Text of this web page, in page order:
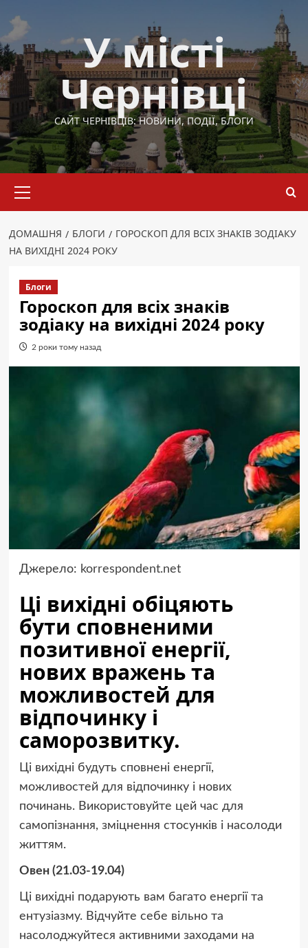
до
вмісту
У місті
Чернівці
САЙТ ЧЕРНІВЦІВ: НОВИНИ, ПОДІЇ, БЛОГИ
меню
ДОМАШНЯ БЛОГИ
ГОРОСКОП ДЛЯ ВСІХ ЗНАКІВ ЗОДІАКУ
НА ВИХІДНІ 2024 РОКУ
Блоги
Гороскоп для всіх знаків
зодіаку на вихідні 2024 року
2 роки тому назад
Джерело: korrespondent.net
Ці вихідні обіцяють
бути сповненими
позитивної енергії,
нових вражень та
можливостей для
відпочинку і
саморозвитку.
Ці вихідні будуть сповнені енергії,
можливостей для відпочинку і нових
починань. Використовуйте цей час для
самопізнання, зміцнення стосунків і насолоди
життям.
Овен (21.03-19.04)
Ці вихідні подарують вам багато енергії та
ентузіазму. Відчуйте себе вільно та
насолоджуйтеся активними заходами на